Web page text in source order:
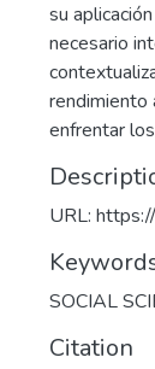
su
necesario
rendimiento
enfrentar
URL:
SOCIAL
Citation